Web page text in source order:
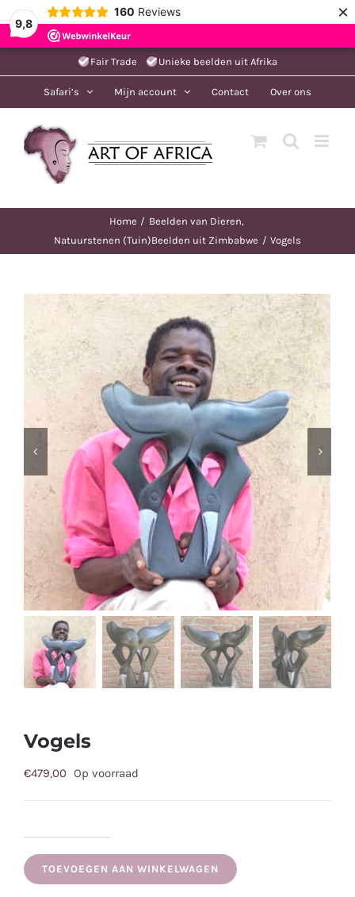
9,8
160 Reviews ×
naar
Fair Trade Unieke beelden uit Afrika
Safari’s Mijn account Contact Over ons
Home
Beelden van Dieren
Natuurstenen (Tuin)Beelden uit Zimbabwe
Vogels
Vogels
€479,00 Op voorraad
aantal
TOEVOEGEN AAN WINKELWAGEN